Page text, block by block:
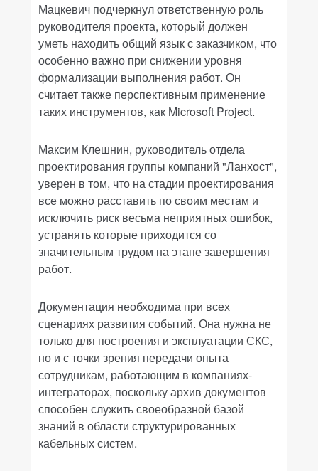
Мацкевич подчеркнул ответственную роль
руководителя проекта, который должен
уметь находить общий язык с заказчиком, что
особенно важно при снижении уровня
формализации выполнения работ. Он
считает также перспективным применение
таких инструментов, как Microsoft Project.
Максим Клешнин, руководитель отдела
проектирования группы компаний "Ланхост",
уверен в том, что на стадии проектирования
все можно расставить по своим местам и
исключить риск весьма неприятных ошибок,
устранять которые приходится со
значительным трудом на этапе завершения
работ.
Документация необходима при всех
сценариях развития событий. Она нужна не
только для построения и эксплуатации СКС,
но и с точки зрения передачи опыта
сотрудникам, работающим в компаниях-
интеграторах, поскольку архив документов
способен служить своеобразной базой
знаний в области структурированных
кабельных систем.